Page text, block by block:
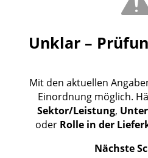
Unklar –
Mit den aktuellen
Einordnung möglich.
Sektor/Leistung,
oder Rolle in der
Nächste